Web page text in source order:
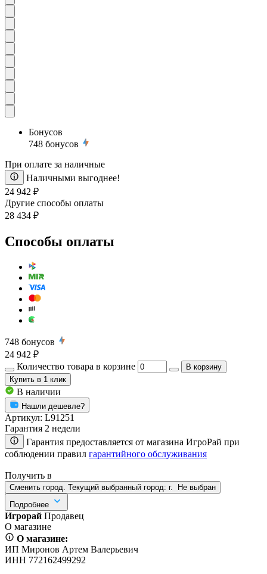
Бонусов
748 бонусов
При оплате за наличные
Наличными выгоднее!
24 942 ₽
Другие способы оплаты
28 434 ₽
Способы оплаты
748 бонусов
24 942 ₽
Количество товара в корзине
В корзину
Купить в 1 клик
В наличии
Нашли дешевле?
Артикул: L91251
Гарантия 2 недели
Гарантия предоставляется от магазина ИгроРай при
соблюдении правил гарантийного обслуживания
Получить в
Сменить город. Текущий выбранный город: г.
Не выбран
Подробнее
Игрорай Продавец
О магазине
О магазине:
ИП Миронов Артем Валерьевич
ИНН 772162499292